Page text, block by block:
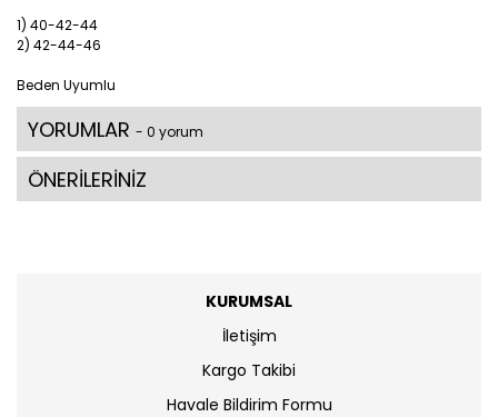
1) 40-42-44
2) 42-44-46
Beden Uyumlu
YORUMLAR - 0 yorum
ÖNERİLERİNİZ
KURUMSAL
İletişim
Kargo Takibi
Havale Bildirim Formu